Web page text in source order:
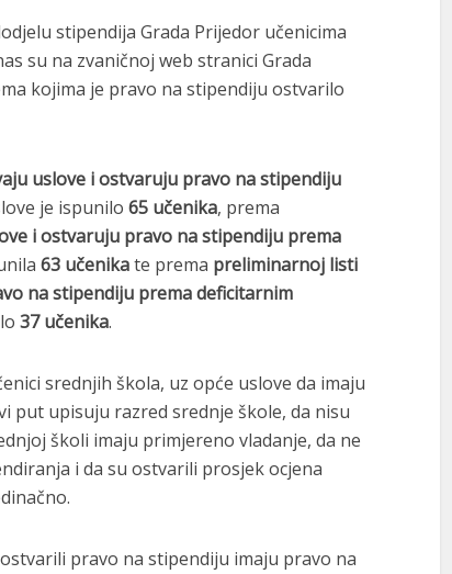
stipendija Grada Prijedor učenicima
su na zvaničnoj web stranici Grada
kojima je pravo na stipendiju ostvarilo
uslove i ostvaruju pravo na stipendiju
je ispunilo 65 učenika, prema
i ostvaruju pravo na stipendiju prema
63 učenikate prema preliminarnoj listi
na stipendiju prema deficitarnim
37 učenika.
srednjih škola, uz opće uslove da imaju
put upisuju razred srednje škole, da nisu
školi imaju primjereno vladanje, da ne
i da su ostvarili prosjek ocjena
pravo na stipendiju imaju pravo na